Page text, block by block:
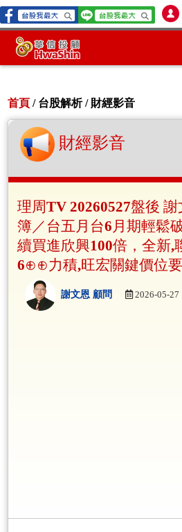
首頁 / 台股解析 / 財經影音
財經影音
理周TV 20260527盤後
簿／台五月台6月期輕鬆
續買進欣興100倍，全新,
6⊕⊕力積,旺宏關鍵價位
謝文恩 顧問 2026-05-27